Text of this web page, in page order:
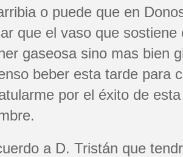
o puede que en
que el vaso que
gaseosa sino mas bien
beber esta tarde para
por el éxito de
a D. Tristán que